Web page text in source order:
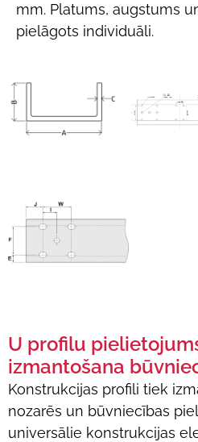
mm. Platums, augstums
pielāgots individuāli.
U profilu
izmantošana
Konstrukcijas profili tiek
nozarēs un būvniecības
universālie konstrukcijas